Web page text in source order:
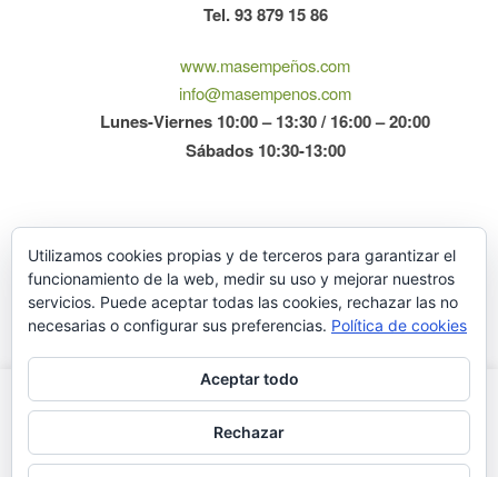
Tel. 93 879 15 86
www.masempeños.com
info@masempenos.com
Lunes-Viernes 10:00 – 13:30 / 16:00 – 20:00
Sábados 10:30-13:00
masempeños © 2015 · Rda. O'Donnell 86 · Mataró (Barcelona) ·
Este sítio web utiliza cookies para que tengas la mejor
experiencia de usuario. Si continúas navegando estás dando tu
consentimiento para la aceptación de las mencionadas cookies y
Utilizamos cookies propias y de terceros para garantizar el
funcionamiento de la web, medir su uso y mejorar nuestros
servicios. Puede aceptar todas las cookies, rechazar las no
necesarias o configurar sus preferencias. Política de cookies
Aceptar todo
Rechazar